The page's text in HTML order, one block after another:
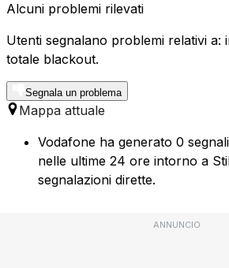
Alcuni problemi rilevati
Utenti segnalano problemi relativi a:
totale blackout.
Segnala un problema
Mappa attuale
Vodafone ha generato 0
nelle ultime 24 ore intorno a
segnalazioni dirette.
ANNUNCIO